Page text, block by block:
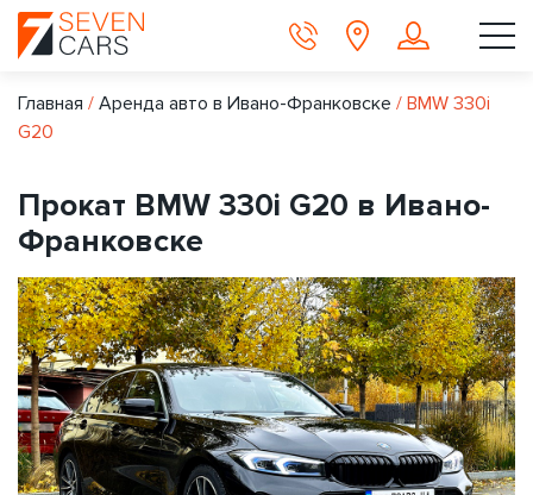
Главная / Аренда авто в Ивано-Франковске / BMW 330i
G20
Прокат BMW 330i G20 в Ивано-
Франковске